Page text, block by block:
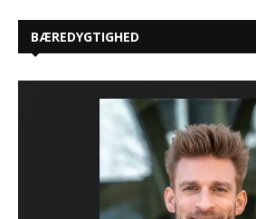
BÆREDYGTIGHED